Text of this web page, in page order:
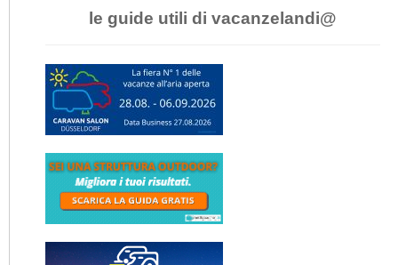
le guide utili di vacanzelandi@